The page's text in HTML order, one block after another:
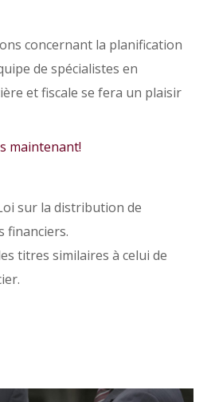
concernant la planification
de spécialistes en
et fiscale se fera un plaisir
maintenant!
sur la distribution de
financiers.
titres similaires à celui de